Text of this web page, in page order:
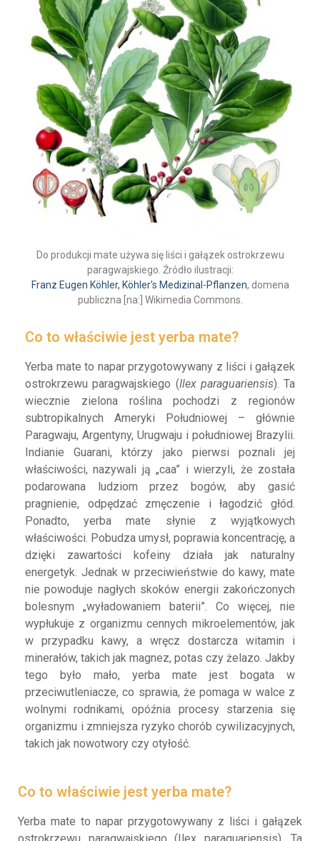
Do produkcji mate używa się liści i gałązek ostrokrzewu
paragwajskiego. Źródło ilustracji:
Franz Eugen Köhler, Köhler's Medizinal-Pflanzen, domena
publiczna [na:] Wikimedia Commons.
Co to właściwie jest yerba mate?
Yerba mate to napar przygotowywany z liści i gałązek
ostrokrzewu paragwajskiego (Ilex paraguariensis). Ta
wiecznie zielona roślina pochodzi z regionów
subtropikalnych Ameryki Południowej – głównie
Paragwaju, Argentyny, Urugwaju i południowej Brazylii.
Indianie Guarani, którzy jako pierwsi poznali jej
właściwości, nazywali ją „caa” i wierzyli, że została
podarowana ludziom przez bogów, aby gasić
pragnienie, odpędzać zmęczenie i łagodzić głód.
Ponadto, yerba mate słynie z wyjątkowych
właściwości. Pobudza umysł, poprawia koncentrację, a
dzięki zawartości kofeiny działa jak naturalny
energetyk. Jednak w przeciwieństwie do kawy, mate
nie powoduje nagłych skoków energii zakończonych
bolesnym „wyładowaniem baterii”. Co więcej, nie
wypłukuje z organizmu cennych mikroelementów, jak
w przypadku kawy, a wręcz dostarcza witamin i
minerałów, takich jak magnez, potas czy żelazo. Jakby
tego było mało, yerba mate jest bogata w
przeciwutleniacze, co sprawia, że pomaga w walce z
wolnymi rodnikami, opóźnia procesy starzenia się
organizmu i zmniejsza ryzyko chorób cywilizacyjnych,
takich jak nowotwory czy otyłość.
Co to właściwie jest yerba mate?
Yerba mate to napar przygotowywany z liści i gałązek